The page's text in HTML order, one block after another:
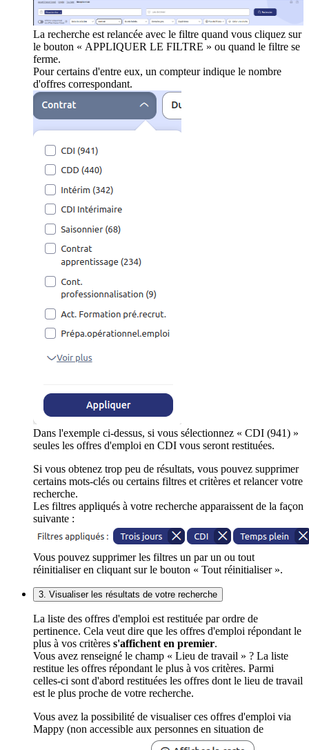
La recherche est relancée avec le filtre quand vous cliquez sur
le bouton « APPLIQUER LE FILTRE » ou quand le filtre se
ferme.
Pour certains d'entre eux, un compteur indique le nombre
d'offres correspondant.
Dans l'exemple ci-dessus, si vous sélectionnez « CDI (941) »
seules les offres d'emploi en CDI vous seront restituées.
Si vous obtenez trop peu de résultats, vous pouvez supprimer
certains mots-clés ou certains filtres et critères et relancer votre
recherche.
Les filtres appliqués à votre recherche apparaissent de la façon
suivante :
Vous pouvez supprimer les filtres un par un ou tout
réinitialiser en cliquant sur le bouton « Tout réinitialiser ».
3. Visualiser les résultats de votre recherche
La liste des offres d'emploi est restituée par ordre de
pertinence. Cela veut dire que les offres d'emploi répondant le
plus à vos critères s'affichent en premier.
Vous avez renseigné le champ « Lieu de travail » ? La liste
restitue les offres répondant le plus à vos critères. Parmi
celles-ci sont d'abord restituées les offres dont le lieu de travail
est le plus proche de votre recherche.
Vous avez la possibilité de visualiser ces offres d'emploi via
Mappy (non accessible aux personnes en situation de